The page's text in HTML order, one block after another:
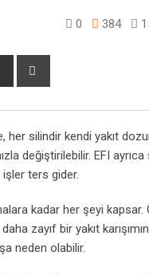
0 384
Share
silindir kendi yakıt
değiştirilebilir. EFI ayrıca
işler ters gider.
kadar her şeyi kapsar.
zayıf bir yakıt
neden olabilir.